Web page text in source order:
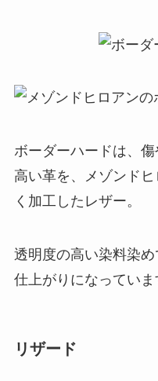
ボーダーハードは、
高い革を、メゾンド
く加工したレザー。
透明度の高い染料染
仕上がりになっていま
リザード